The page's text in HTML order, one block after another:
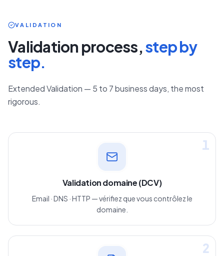
VALIDATION
Validation process,step by
step.
Extended Validation — 5 to 7 business days, the most
rigorous.
1
Validation domaine (DCV)
Email · DNS · HTTP — vérifiez que vous contrôlez le
domaine.
2